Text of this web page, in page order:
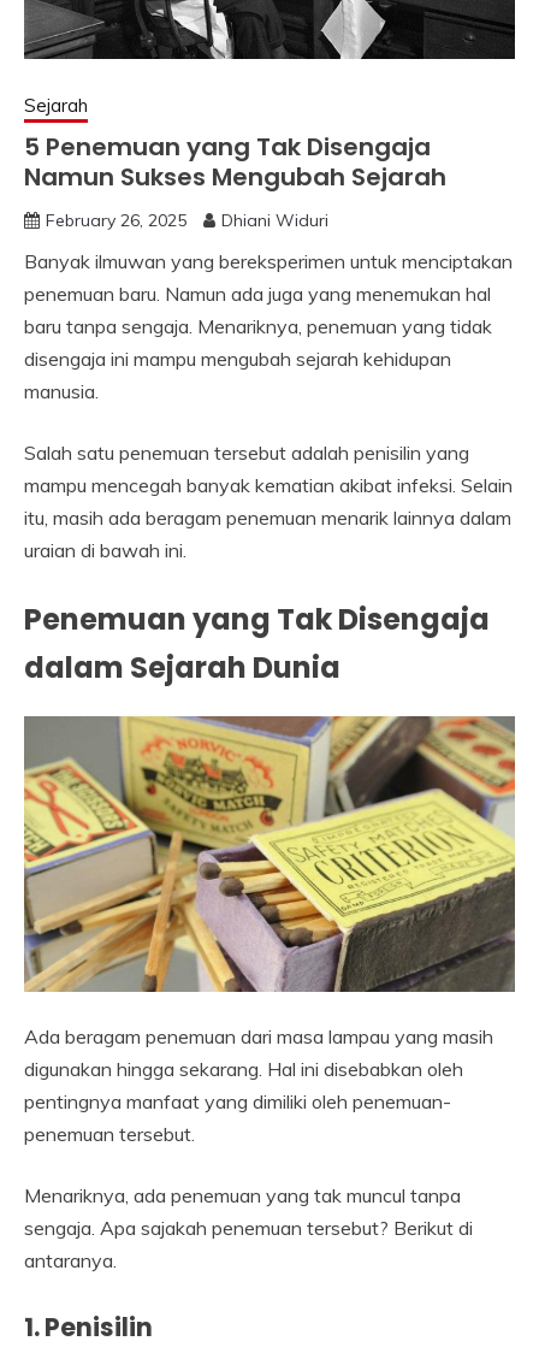
Sejarah
5 Penemuan yang Tak Disengaja
Namun Sukses Mengubah Sejarah
February 26, 2025 Dhiani Widuri
Banyak ilmuwan yang bereksperimen untuk menciptakan
penemuan baru. Namun ada juga yang menemukan hal
baru tanpa sengaja. Menariknya, penemuan yang tidak
disengaja ini mampu mengubah sejarah kehidupan
manusia.
Salah satu penemuan tersebut adalah penisilin yang
mampu mencegah banyak kematian akibat infeksi. Selain
itu, masih ada beragam penemuan menarik lainnya dalam
uraian di bawah ini.
Penemuan yang Tak Disengaja
dalam Sejarah Dunia
Ada beragam penemuan dari masa lampau yang masih
digunakan hingga sekarang. Hal ini disebabkan oleh
pentingnya manfaat yang dimiliki oleh penemuan-
penemuan tersebut.
Menariknya, ada penemuan yang tak muncul tanpa
sengaja. Apa sajakah penemuan tersebut? Berikut di
antaranya.
1. Penisilin